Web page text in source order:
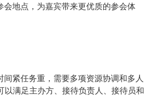
会地点，为嘉宾带来更优质的参会体
间紧任务重，需要多项资源协调和多人
以满足主办方、接待负责人、接待员和